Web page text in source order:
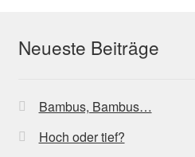
Neueste Beiträge
Bambus, Bambus…
Hoch oder tief?